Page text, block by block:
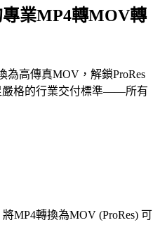
業MP4轉MOV轉
為高傳真MOV，解鎖ProRes
嚴格的行業交付標準——所有
MP4轉換為MOV (ProRes) 可